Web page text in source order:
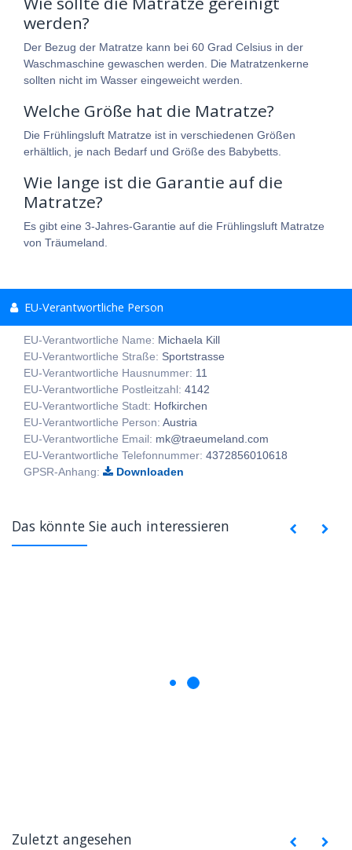
werden?
Der Bezug der Matratze kann bei 60 Grad Celsius in der
Waschmaschine gewaschen werden. Die Matratzenkerne
sollten nicht im Wasser eingeweicht werden.
Welche Größe hat die Matratze?
Die Frühlingsluft Matratze ist in verschiedenen Größen
erhältlich, je nach Bedarf und Größe des Babybetts.
Wie lange ist die Garantie auf die
Matratze?
Es gibt eine 3-Jahres-Garantie auf die Frühlingsluft Matratze
von Träumeland.
EU-Verantwortliche Person
EU-Verantwortliche Name: Michaela Kill
EU-Verantwortliche Straße: Sportstrasse
EU-Verantwortliche Hausnummer: 11
EU-Verantwortliche Postleitzahl: 4142
EU-Verantwortliche Stadt: Hofkirchen
EU-Verantwortliche Person: Austria
EU-Verantwortliche Email: mk@traeumeland.com
EU-Verantwortliche Telefonnummer: 4372856010618
GPSR-Anhang:
Downloaden
Das könnte Sie auch interessieren
Zuletzt angesehen